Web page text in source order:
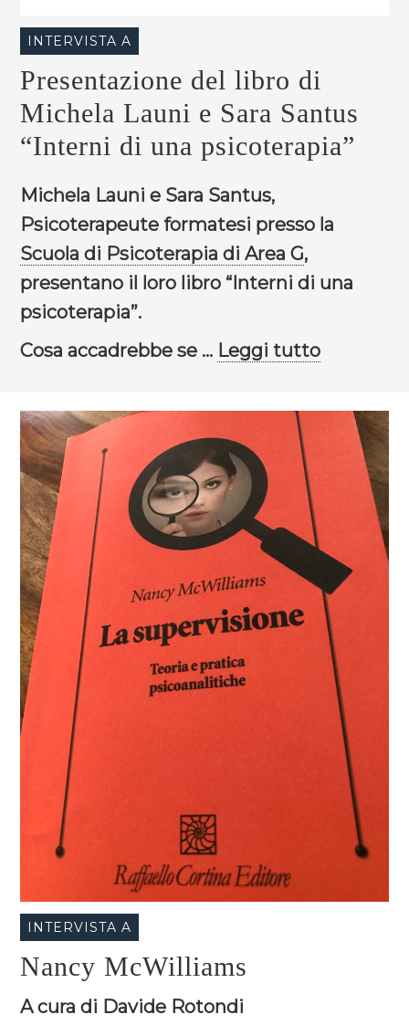
INTERVISTA A
Presentazione del libro di
Michela Launi e Sara Santus
“Interni di una psicoterapia”
Michela Launi e Sara Santus,
Psicoterapeute formatesi presso la
Scuola di Psicoterapia di Area G,
presentano il loro libro “Interni di una
psicoterapia”.
Cosa accadrebbe se ... Leggi tutto
INTERVISTA A
Nancy McWilliams
A cura di Davide Rotondi